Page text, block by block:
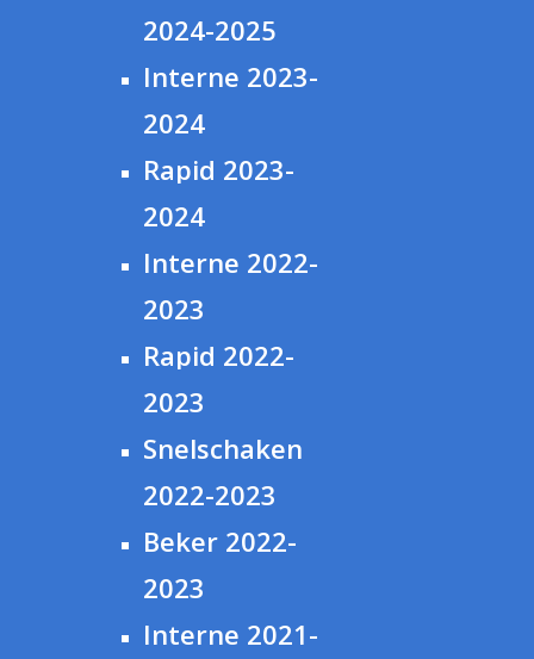
2024-2025
Interne 2023-
2024
Rapid 2023-
2024
Interne 2022-
2023
Rapid 2022-
2023
Snelschaken
2022-2023
Beker 2022-
2023
Interne 2021-